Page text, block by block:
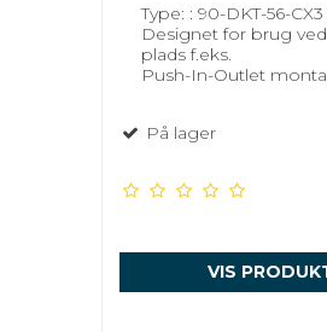
Type: : 90-DKT-56-
Designet for brug
plads f.eks.
Push-In-Outlet
På lager
VIS